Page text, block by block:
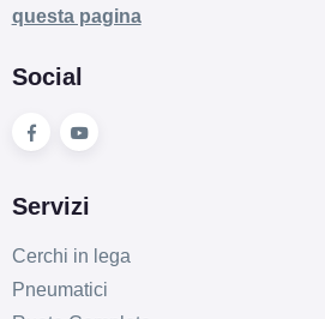
questa pagina
Social
Servizi
Cerchi in lega
Pneumatici